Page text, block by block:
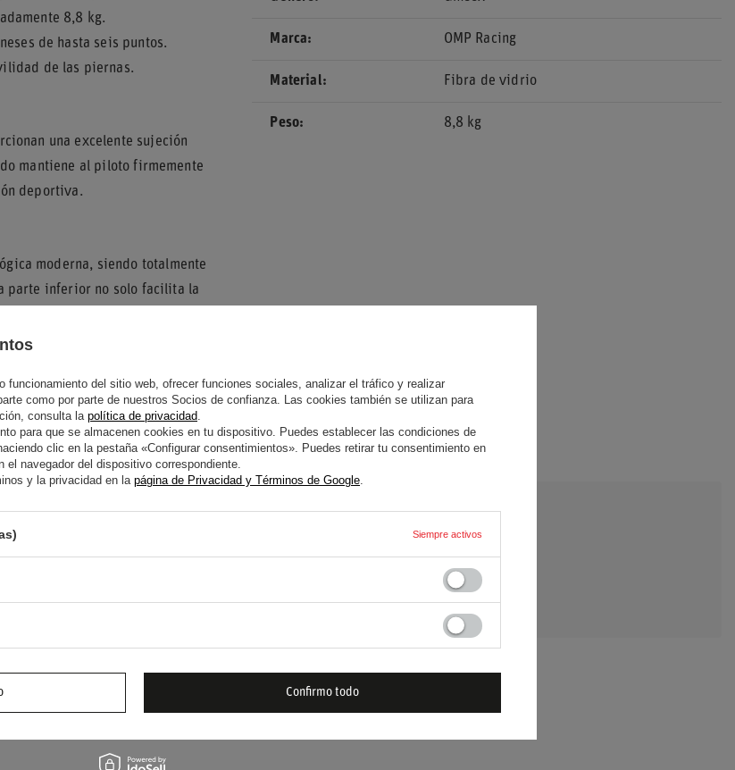
8,8 kg.
de hasta seis puntos.
de las piernas.
una excelente sujeción
mantiene al piloto firmemente
deportiva.
moderna, siendo totalmente
parte inferior no solo facilita la
ideal para vehículos de rally,
en blanco y rojo aporta un
Marca OMP Racing
Material Fibra de vidrio
Peso 8,8 kg
PREGUNTAS?
para los demás.
FORMULE UNA PREGUNTA
ESCRIBE TU OPINIÓN
funcionamiento del sitio web, ofrecer funciones sociales, analizar el tráfico y realizar
como por parte de nuestros Socios de confianza. Las cookies también se utilizan para
consulta la política de privacidad.
para que se almacenen cookies en tu dispositivo. Puedes establecer las condiciones de
clic en la pestaña «Configurar consentimientos». Puedes retirar tu consentimiento en
navegador del dispositivo correspondiente.
y la privacidad en la página de Privacidad y Términos de Google.
Siempre activos
Confirmo todo